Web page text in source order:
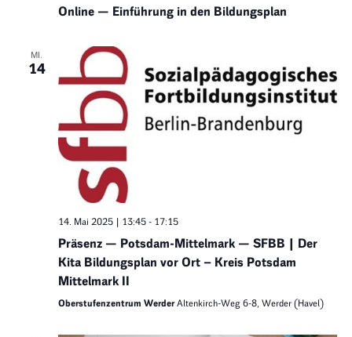
Online — Einführung in den Bildungsplan
MI.
14
14. Mai 2025 | 13:45- 17:15
Präsenz — Potsdam-Mittelmark — SFBB | Der
Kita Bildungsplan vor Ort – Kreis Potsdam
Mittelmark II
Oberstufenzentrum WerderAltenkirch-Weg 6-8, Werder (Havel)